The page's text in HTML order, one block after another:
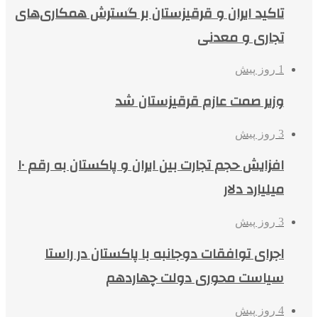
تاکید ایران و قرقیزستان بر گسترش همکاری‌های
تجاری و معدنی
1 روز پیش
وزیر صمت عازم قرقیزستان شد
3 روز پیش
افزایش حجم تجارت بین ایران و پاکستان به رقم ۱۰
میلیارد دلار
3 روز پیش
اجرای توافقات دوجانبه با پاکستان در راستا
سیاست محوری دولت چهاردهم
4 روز پیش